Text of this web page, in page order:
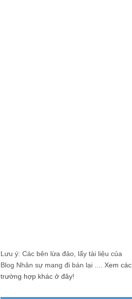
Lưu ý: Các bên lừa đảo, lấy tài liệu của
Blog Nhân sự mang đi bán lại .... Xem các
trường hợp khác ở đây!